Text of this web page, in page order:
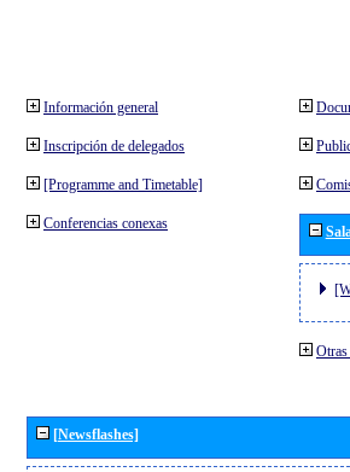
Información general
Inscripción de delegados
[Programme and Timetable]
Conferencias conexas
[Newsflashes]